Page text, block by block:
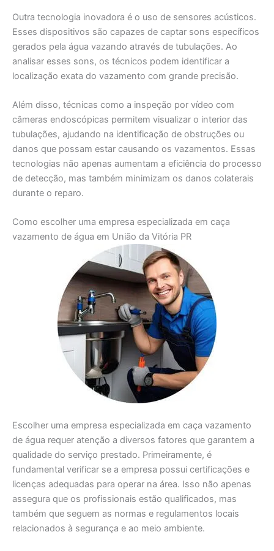
Outra tecnologia inovadora é o uso de sensores acústicos.
Esses dispositivos são capazes de captar sons específicos
gerados pela água vazando através de tubulações. Ao
analisar esses sons, os técnicos podem identificar a
localização exata do vazamento com grande precisão.
Além disso, técnicas como a inspeção por vídeo com
câmeras endoscópicas permitem visualizar o interior das
tubulações, ajudando na identificação de obstruções ou
danos que possam estar causando os vazamentos. Essas
tecnologias não apenas aumentam a eficiência do processo
de detecção, mas também minimizam os danos colaterais
durante o reparo.
Como escolher uma empresa especializada em caça
vazamento de água em União da Vitória PR
Escolher uma empresa especializada em caça vazamento
de água requer atenção a diversos fatores que garantem a
qualidade do serviço prestado. Primeiramente, é
fundamental verificar se a empresa possui certificações e
licenças adequadas para operar na área. Isso não apenas
assegura que os profissionais estão qualificados, mas
também que seguem as normas e regulamentos locais
relacionados à segurança e ao meio ambiente.